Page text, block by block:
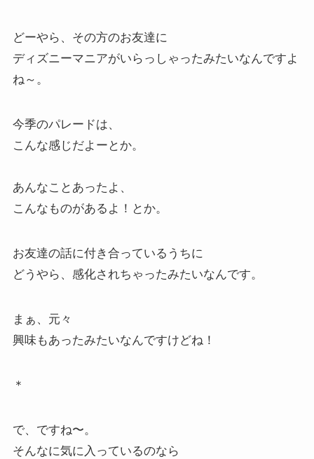
どーやら、その方のお友達に
ディズニーマニアがいらっしゃったみたいなんですよ
ね～。
今季のパレードは、
こんな感じだよーとか。
あんなことあったよ、
こんなものがあるよ！とか。
お友達の話に付き合っているうちに
どうやら、感化されちゃったみたいなんです。
まぁ、元々
興味もあったみたいなんですけどね！
＊
で、ですね〜。
そんなに気に入っているのなら